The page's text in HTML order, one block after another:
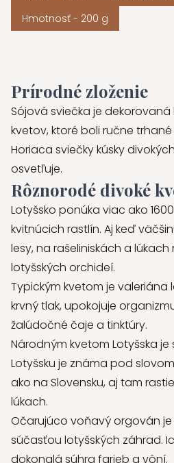
Hmotnosť - 200 g
Prírodné zloženie
Sójová sviečka je dekorovaná
kvetov, ktoré boli ručne trhané
Horiaca sviečky kúsky
osvetľuje.
Rôznorodé divoké
Lotyšsko ponúka viac ako
kvitnúcich rastlín. Aj keď
lesy, na rašeliniskách a
lotyšských orchideí.
Typickým kvetom je valeriána
krvný tlak, upokojuje
žalúdočné čaje a tinktúry.
Národným kvetom Lotyšska je
Lotyšsku je známa pod
ako na Slovensku, aj tam
lúkach.
Očarujúco voňavý orgován
súčasťou lotyšských záhrad.
dokonalá súhra farieb a vôní.